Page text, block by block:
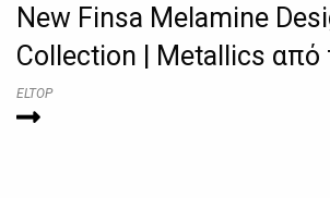
New Finsa Melamine
Collection | Metallics από
ELTOP